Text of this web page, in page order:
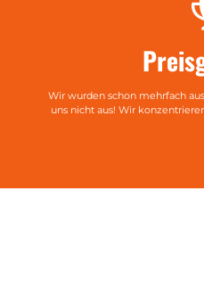
Wir wurden schon mehrfach
uns nicht aus! Wir